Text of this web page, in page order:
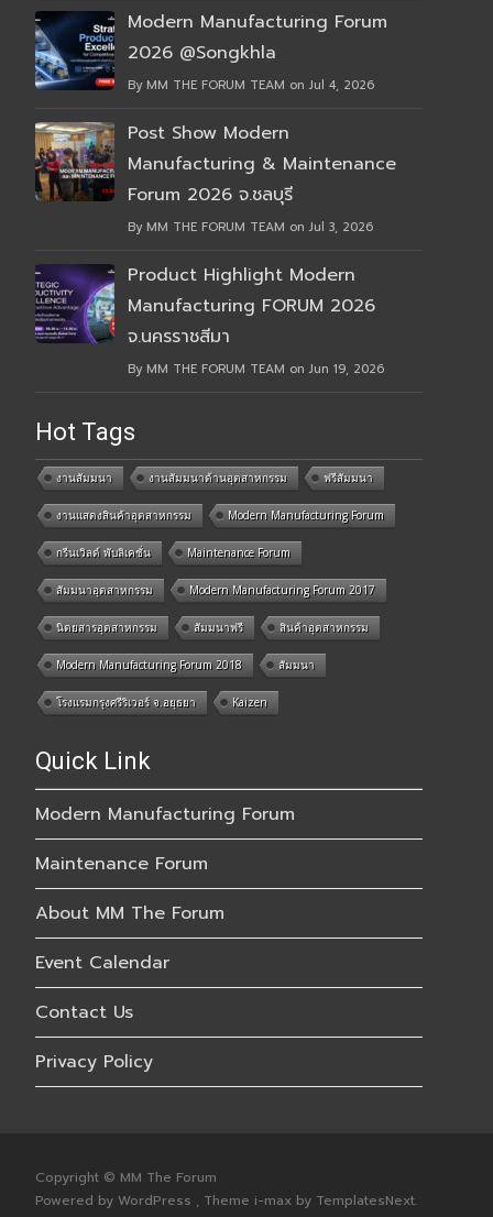
Modern Manufacturing Forum
2026 @Songkhla
By MM THE FORUM TEAM on Jul 4, 2026
Post Show Modern
Manufacturing & Maintenance
Forum 2026 จ.ชลบุรี
By MM THE FORUM TEAM on Jul 3, 2026
Product Highlight Modern
Manufacturing FORUM 2026
จ.นครราชสีมา
By MM THE FORUM TEAM on Jun 19, 2026
Hot Tags
งานสัมมนา งานสัมมนาด้านอุตสาหกรรม ฟรีสัมมนา
งานแสดงสินค้าอุตสาหกรรม Modern Manufacturing Forum
กรีนเวิลด์ พับลิเคชั่น Maintenance Forum
สัมมนาอุตสาหกรรม Modern Manufacturing Forum 2017
นิตยสารอุตสาหกรรม สัมมนาฟรี สินค้าอุตสาหกรรม
Modern Manufacturing Forum 2018 สัมมนา
โรงแรมกรุงศรีริเวอร์ จ.อยุธยา Kaizen
Quick Link
Modern Manufacturing Forum
Maintenance Forum
About MM The Forum
Event Calendar
Contact Us
Privacy Policy
Copyright © MM The Forum
Powered by WordPress , Theme i-max by TemplatesNext.